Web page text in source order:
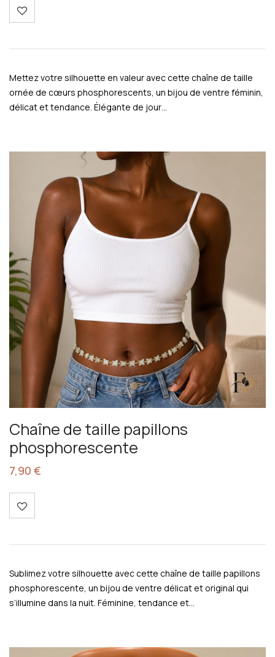
Mettez votre silhouette en valeur avec cette chaîne de taille
ornée de cœurs phosphorescents, un bijou de ventre féminin,
délicat et tendance. Élégante de jour…
Chaîne de taille papillons
phosphorescente
7,90 €
Sublimez votre silhouette avec cette chaîne de taille papillons
phosphorescente, un bijou de ventre délicat et original qui
s’illumine dans la nuit. Féminine, tendance et…